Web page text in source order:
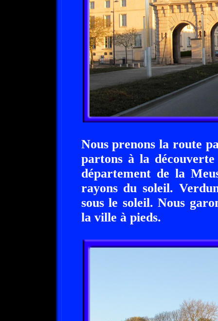
Nous prenons la route
partons à la
département de la
rayons du soleil.
sous le soleil. Nous
la ville à pieds.